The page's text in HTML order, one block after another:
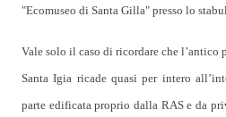
"Ecomuseo di Santa Gilla" presso lo
Vale solo il caso di ricordare che
Santa Igia ricade quasi per intero
parte edificata proprio dalla RAS e da